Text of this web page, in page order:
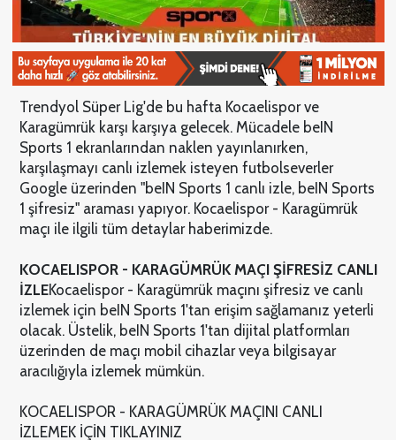
Trendyol Süper Lig'de bu hafta Kocaelispor ve
Karagümrük karşı karşıya gelecek. Mücadele beIN
Sports 1 ekranlarından naklen yayınlanırken,
karşılaşmayı canlı izlemek isteyen futbolseverler
Google üzerinden "beIN Sports 1 canlı izle, beIN Sports
1 şifresiz" araması yapıyor. Kocaelispor - Karagümrük
maçı ile ilgili tüm detaylar haberimizde.
KOCAELISPOR - KARAGÜMRÜK MAÇI ŞİFRESİZ CANLI
İZLEKocaelispor - Karagümrük maçını şifresiz ve canlı
izlemek için beIN Sports 1'tan erişim sağlamanız yeterli
olacak. Üstelik, beIN Sports 1'tan dijital platformları
üzerinden de maçı mobil cihazlar veya bilgisayar
aracılığıyla izlemek mümkün.
KOCAELISPOR - KARAGÜMRÜK MAÇINI CANLI
İZLEMEK İÇİN TIKLAYINIZ